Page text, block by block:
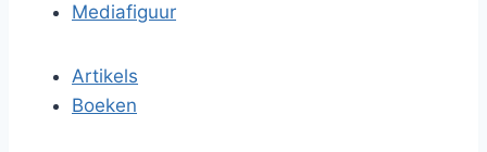
Mediafiguur
Artikels
Boeken